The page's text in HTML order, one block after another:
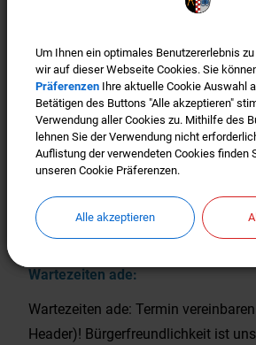
Wartezeiten ade:
Wartezeiten ade: Termin
Header)! Bürgerfreundlichkeit ist
OpenStreetMap
Bitte aktivieren Sie
Cookie Einstellungen.
Cookies
Um Ihnen ein optimales Benutzererlebnis
wir auf dieser Webseite Cookies. Sie
Präferenzen Ihre aktuelle Cookie Auswahl
Betätigen des Buttons "Alle akzeptieren"
Verwendung aller Cookies zu. Mithilfe des
lehnen Sie der Verwendung nicht
Auflistung der verwendeten Cookies finden
unseren Cookie Präferenzen.
Alle akzeptieren
Um Ihnen ein optimales Benutzererlebnis
wir auf dieser Webseite Cookies. Sie
Präferenzen Ihre aktuelle Cookie Auswahl
Betätigen des Buttons "Alle akzeptieren"
Verwendung aller Cookies zu. Mithilfe des
lehnen Sie der Verwendung nicht
Auflistung der verwendeten Cookies finden
unseren Cookie Präferenzen.
Alle akzeptieren